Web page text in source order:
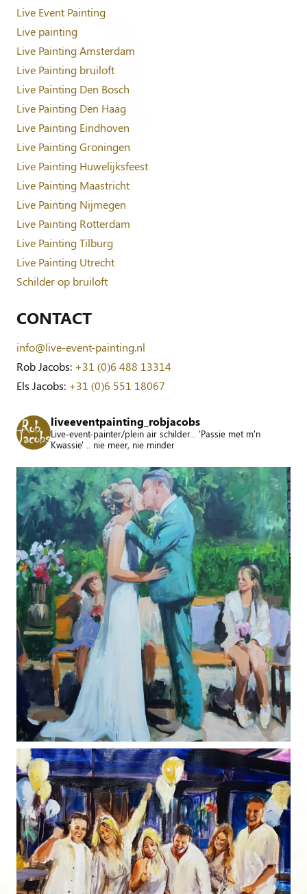
Live Event Painting
Live painting
Live Painting Amsterdam
Live Painting bruiloft
Live Painting Den Bosch
Live Painting Den Haag
Live Painting Eindhoven
Live Painting Groningen
Live Painting Huwelijksfeest
Live Painting Maastricht
Live Painting Nijmegen
Live Painting Rotterdam
Live Painting Tilburg
Live Painting Utrecht
Schilder op bruiloft
CONTACT
info@live-event-painting.nl
Rob Jacobs: +31 (0)6 488 13314
Els Jacobs: +31 (0)6 551 18067
liveeventpainting_robjacobs
Live-event-painter/plein air schilder... 'Passie met m'n
Kwassie' .. nie meer, nie minder